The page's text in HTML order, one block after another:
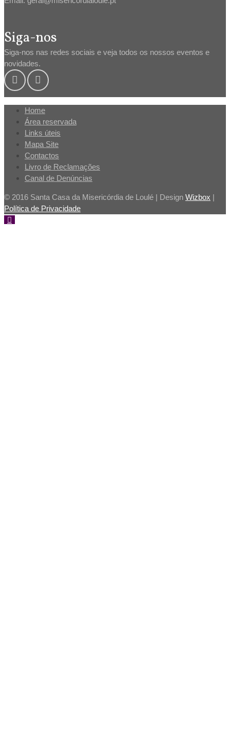
Siga-nos
Siga-nos nas redes sociais e veja todos os nossos eventos e
novidades.
Home
Área reservada
Links úteis
Mapa Site
Contactos
Livro de Reclamações
Canal de Denúncias
© 2016 Santa Casa da Misericórdia de Loulé | Design Wizbox |
Política de Privacidade